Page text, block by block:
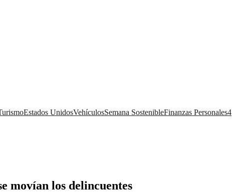
Estados UnidosVehículosSemana SostenibleFinanzas Personales4
movían los delincuentes